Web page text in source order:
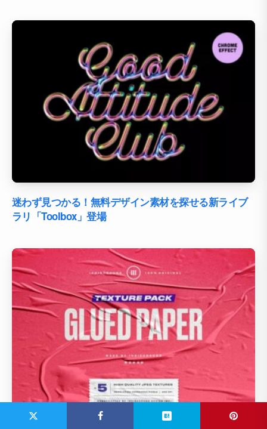
迷わず見つかる！無料デザイン素材を探せる新ライブ
ラリ「Toolbox」登場